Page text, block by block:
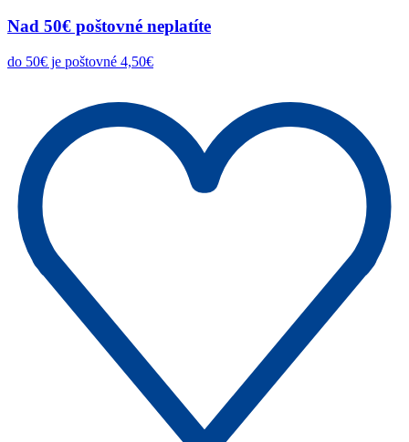
Nad 50€ poštovné neplatíte
do 50€ je poštovné 4,50€